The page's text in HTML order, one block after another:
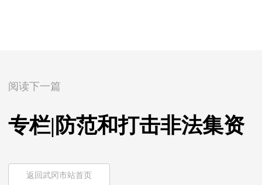
阅读下一篇
专栏|防范和打击非法集资
返回武冈市站首页